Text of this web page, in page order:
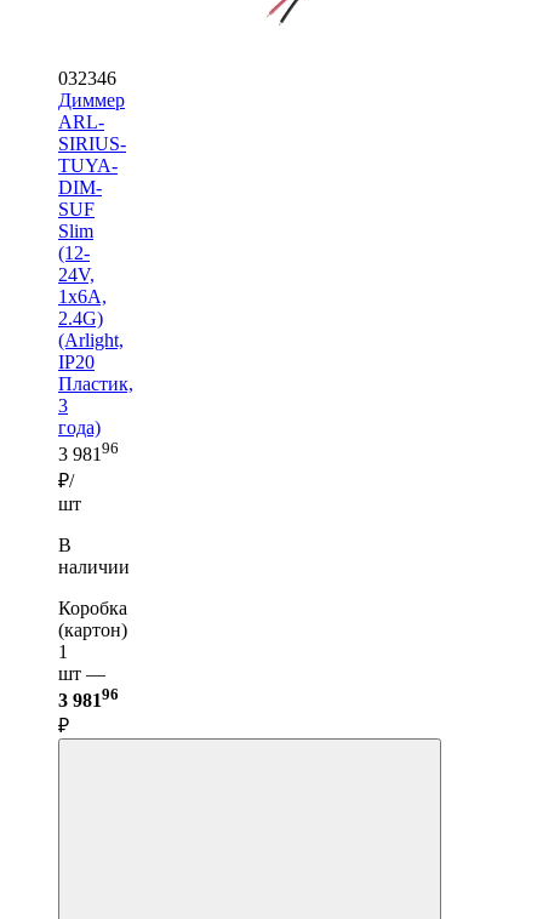
032346
Диммер
ARL-
SIRIUS-
TUYA-
DIM-
SUF
Slim
(12-
24V,
1x6A,
2.4G)
(Arlight,
IP20
Пластик,
3
года)
3 98196
₽/
шт
В
наличии
Коробка
(картон)
1
шт —
3 98196
₽